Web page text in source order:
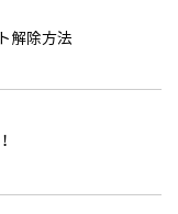
解除方法